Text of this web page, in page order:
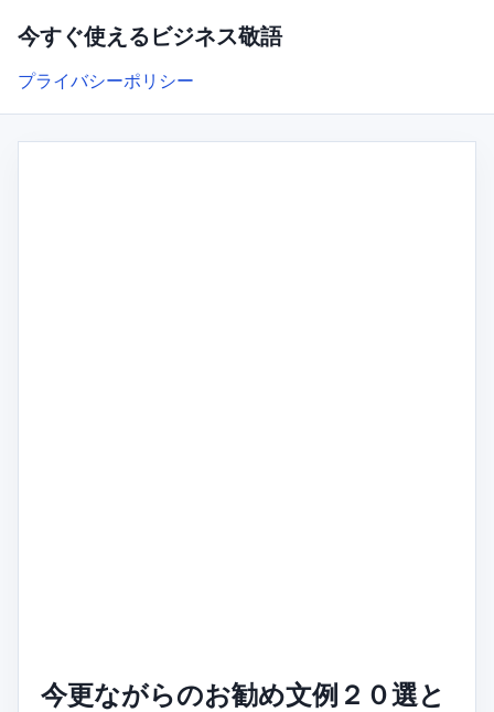
今すぐ使えるビジネス敬語
プライバシーポリシー
今更ながらのお勧め文例２０選と